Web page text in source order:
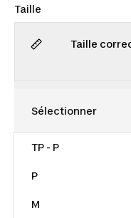
Taille
Taille
TP - P
P
M
À partir du 2026-07-15